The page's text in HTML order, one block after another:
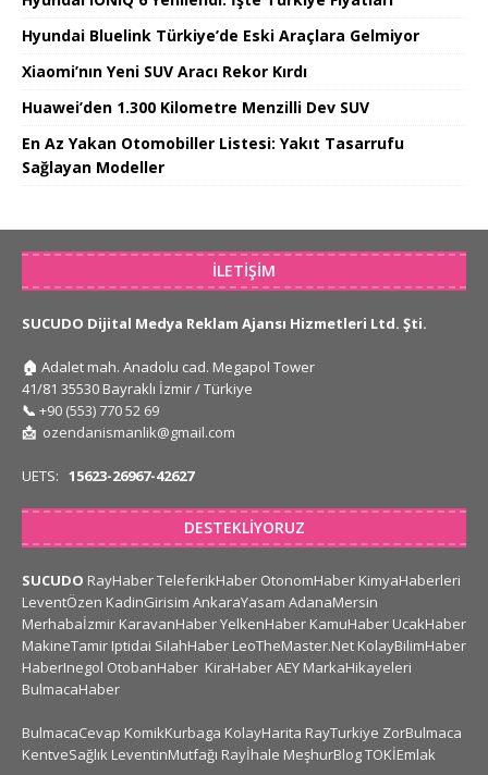
Hyundai Bluelink Türkiye’de Eski Araçlara Gelmiyor
Xiaomi’nın Yeni SUV Aracı Rekor Kırdı
Huawei’den 1.300 Kilometre Menzilli Dev SUV
En Az Yakan Otomobiller Listesi: Yakıt Tasarrufu
Sağlayan Modeller
İLETIŞIM
SUCUDO Dijital Medya Reklam Ajansı Hizmetleri Ltd. Şti.
🏠 Adalet mah. Anadolu cad. Megapol Tower
41/81 35530 Bayraklı İzmir / Türkiye
📞 +90 (553) 770 52 69
📩 ozendanismanlik@gmail.com
UETS: 15623-26967-42627
DESTEKLIYORUZ
SUCUDO RayHaberTeleferikHaber OtonomHaber KimyaHaberleri
LeventÖzen KadinGirisim AnkaraYasam AdanaMersin
Merhabaİzmir KaravanHaberYelkenHaber KamuHaber UcakHaber
MakineTamir Iptidai SilahHaber LeoTheMaster.Net KolayBilimHaber
HaberInegol OtobanHaber KiraHaberAEY MarkaHikayeleri
BulmacaHaber
BulmacaCevap KomikKurbaga KolayHarita RayTurkiye ZorBulmaca
KentveSağlık LeventinMutfağı Rayİhale MeşhurBlogTOKİEmlak